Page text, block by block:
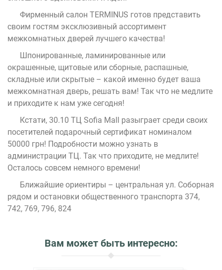
Фирменный салон TERMINUS готов представить
своим гостям эксклюзивный ассортимент
межкомнатных дверей лучшего качества!
Шпонированные, ламинированные или
окрашенные, щитовые или сборные, распашные,
складные или скрытые – какой именно будет ваша
межкомнатная дверь, решать вам! Так что не медлите
и приходите к нам уже сегодня!
Кстати, 30.10 ТЦ Sofia Mall разыграет среди своих
посетителей подарочный сертификат номиналом
50000 грн! Подробности можно узнать в
администрации ТЦ. Так что приходите, не медлите!
Осталось совсем немного времени!
Ближайшие ориентиры – центральная ул. Соборная
рядом и остановки общественного транспорта 374,
742, 769, 796, 824
Вам может быть интересно: